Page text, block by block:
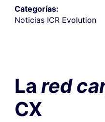
Categorías:
Noticias ICR Evolution
La red
CX